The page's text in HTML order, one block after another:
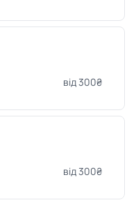
від 300₴
від 300₴